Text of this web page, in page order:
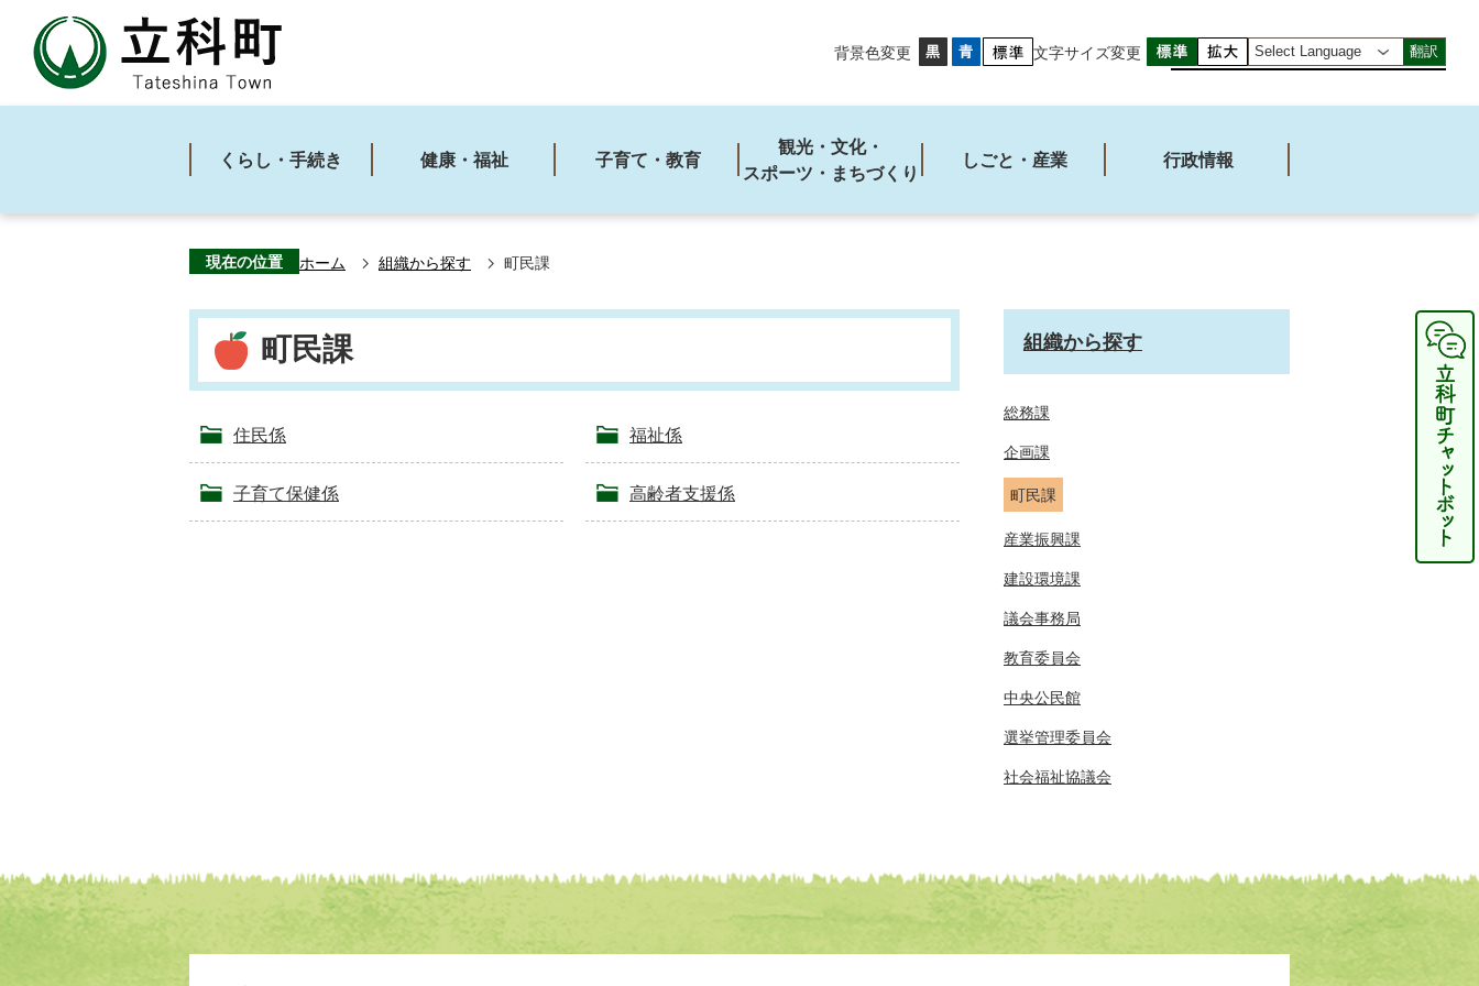
背景色変更 文字サイズ変更 翻訳
くらし・手続き 健康・福祉 子育て・教育
観光・文化・
スポーツ・まちづくり
しごと・産業 行政情報
現在の位置 ホーム 組織から探す 町民課
町民課
住民係 福祉係
子育て保健係 高齢者支援係
組織から探す
総務課
企画課
町民課
産業振興課
建設環境課
議会事務局
教育委員会
中央公民館
選挙管理委員会
社会福祉協議会